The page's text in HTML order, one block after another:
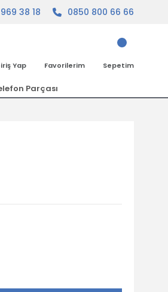
38 18 0850 800 66 66
Yap Favorilerim Sepetim
Parçası